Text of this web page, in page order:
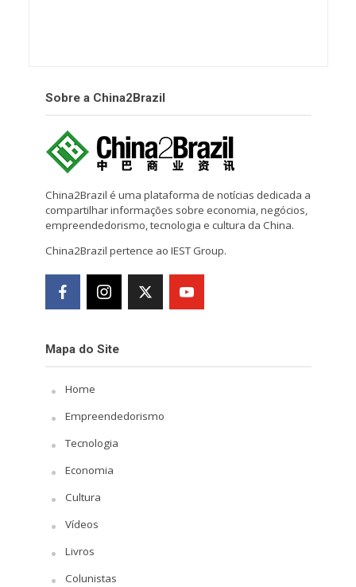
Sobre a China2Brazil
China2Brazil é uma plataforma de notícias dedicada a
compartilhar informações sobre economia, negócios,
empreendedorismo, tecnologia e cultura da China.
China2Brazil pertence ao IEST Group.
Mapa do Site
Home
Empreendedorismo
Tecnologia
Economia
Cultura
Vídeos
Livros
Colunistas